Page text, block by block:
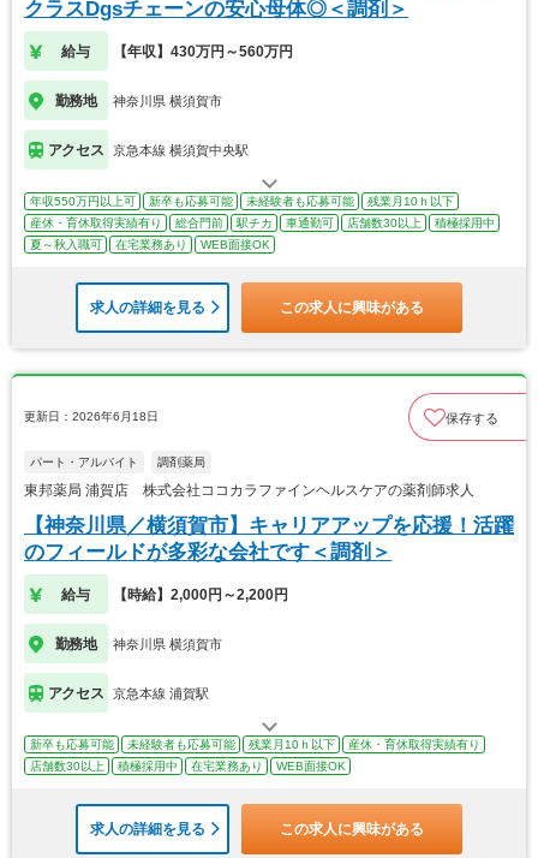
クラスDgsチェーンの安心母体◎＜調剤＞
給与 【年収】430万円～560万円
勤務地 神奈川県 横須賀市
アクセス 京急本線 横須賀中央駅
年収550万円以上可 新卒も応募可能 未経験者も応募可能
残業月10ｈ以下
産休・育休取得実績有り
総合門前 駅チカ 車通勤可 店舗数30以上
積極採用中
夏～秋入職可
在宅業務あり WEB面接OK
求人の詳細を見る この求人に興味がある
更新日：2026年6月18日 保存する
パート・アルバイト 調剤薬局
東邦薬局 浦賀店 株式会社ココカラファインヘルスケアの薬剤師求人
【神奈川県／横須賀市】キャリアアップを応援！活躍
のフィールドが多彩な会社です＜調剤＞
給与 【時給】2,000円～2,200円
勤務地 神奈川県 横須賀市
アクセス 京急本線 浦賀駅
新卒も応募可能 未経験者も応募可能 残業月10ｈ以下
産休・育休取得実績有り
店舗数30以上
積極採用中 在宅業務あり WEB面接OK
求人の詳細を見る この求人に興味がある